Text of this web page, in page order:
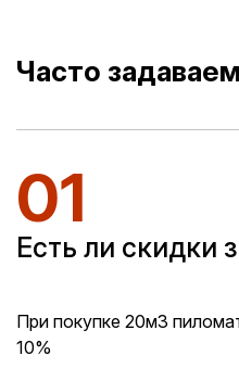
Часто
01
Есть ли скидки
При покупке 20м3
10%